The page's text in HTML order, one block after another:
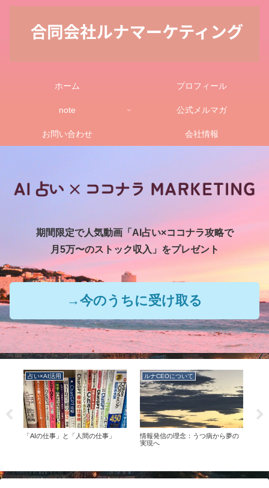
ホーム プロフィール
note 公式メルマガ
お問い合わせ 会社情報
期間限定で人気動画「AI占い×ココナラ攻略で
月5万〜のストック収入」をプレゼント
→今のうちに受け取る
占い×AI活用
「AIの仕事」と「人間の仕事」
ルナCEOについて
情報発信の理念：うつ病から夢の
実現へ